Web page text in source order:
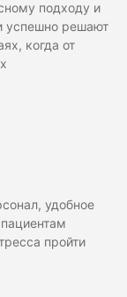
подходу и
успешно решают
когда от
удобное
пройти